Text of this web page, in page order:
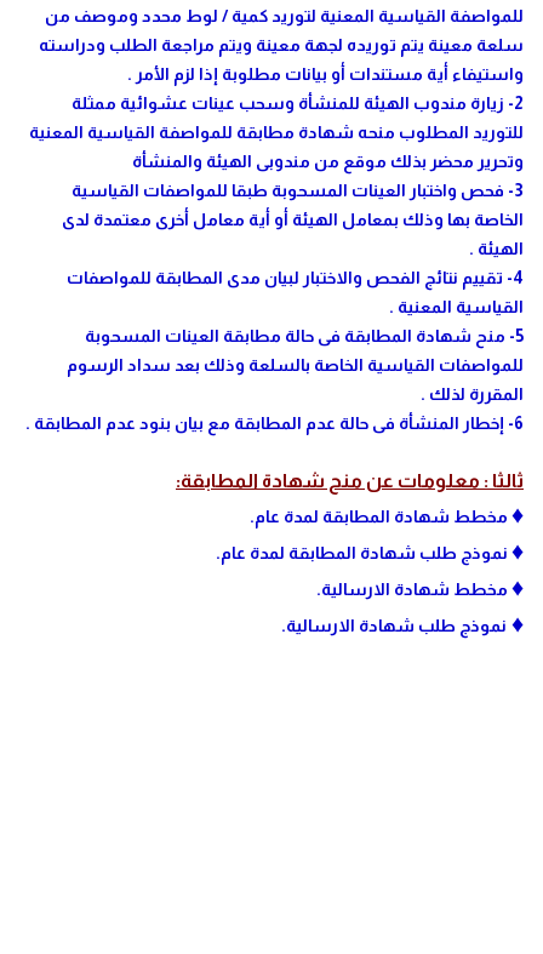
للمواصفة القياسية المعنية لتوريد كمية / لوط محدد وموصف من
سلعة معينة يتم توريده لجهة معينة ويتم مراجعة الطلب ودراسته
واستيفاء أية مستندات أو بيانات مطلوبة إذا لزم الأمر .
2- زيارة مندوب الهيئة للمنشأة وسحب عينات عشوائية ممثلة
للتوريد المطلوب منحه شهادة مطابقة للمواصفة القياسية المعنية
وتحرير محضر بذلك موقع من مندوبى الهيئة والمنشأة
3- فحص واختبار العينات المسحوبة طبقا للمواصفات القياسية
الخاصة بها وذلك بمعامل الهيئة أو أية معامل أخرى معتمدة لدى
الهيئة .
4- تقييم نتائج الفحص والاختبار لبيان مدى المطابقة للمواصفات
القياسية المعنية .
5- منح شهادة المطابقة فى حالة مطابقة العينات المسحوبة
للمواصفات القياسية الخاصة بالسلعة وذلك بعد سداد الرسوم
المقررة لذلك .
6- إخطار المنشأة فى حالة عدم المطابقة مع بيان بنود عدم المطابقة .
ثالثا : معلومات عن منح شهادة المطابقة:
♦ مخطط شهادة المطابقة لمدة عام.
♦ نموذج طلب شهادة المطابقة لمدة عام.
♦ مخطط شهادة الارسالية.
♦ نموذج طلب شهادة الارسالية.